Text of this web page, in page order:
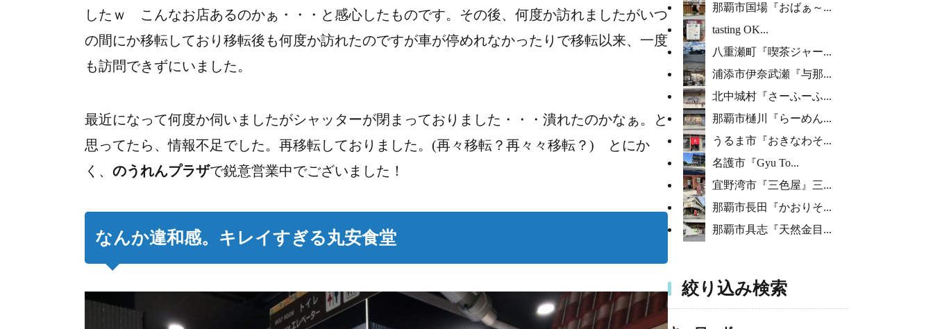
したｗ こんなお店あるのかぁ・・・と感心したものです。その後、何度か訪れましたがいつ
の間にか移転しており移転後も何度か訪れたのですが車が停めれなかったりで移転以来、一度
も訪問できずにいました。
最近になって何度か伺いましたがシャッターが閉まっておりました・・・潰れたのかなぁ。と
思ってたら、情報不足でした。再移転しておりました。(再々移転？再々々移転？) とにか
く、 のうれんプラザで鋭意営業中でございました！
なんか違和感。キレイすぎる丸安食堂
那覇市国場『おばぁ～...
tasting OK...
八重瀬町『喫茶ジャー...
浦添市伊奈武瀬『与那...
北中城村『さーふーふ...
那覇市樋川『らーめん...
うるま市『おきなわそ...
名護市『Gyu To...
宜野湾市『三色屋』三...
那覇市長田『かおりそ...
那覇市具志『天然金目...
絞り込み検索